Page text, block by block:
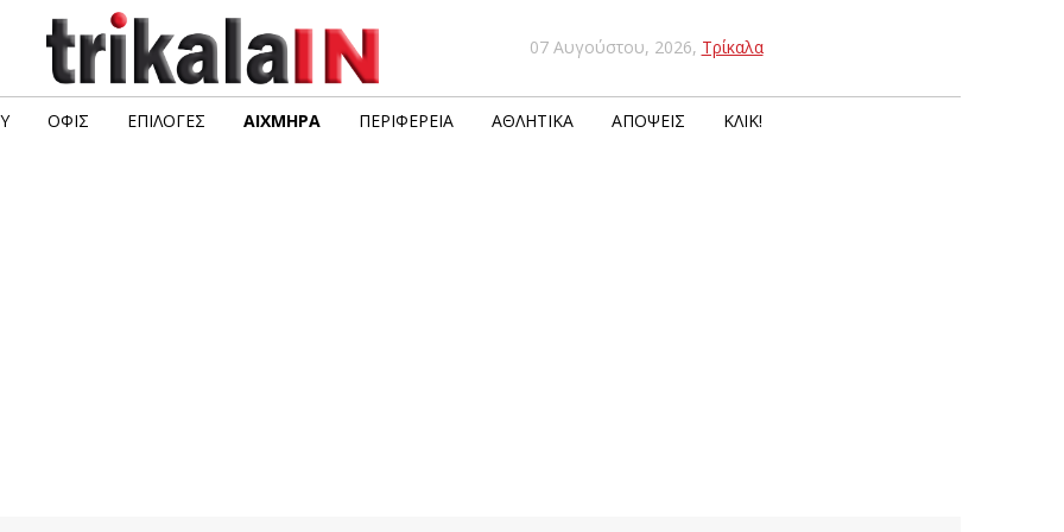
07 Αυγούστου, 2026, Τρίκαλα
ΟΦΙΣ ΕΠΙΛΟΓΈΣ ΑΙΧΜΗΡΆ ΠΕΡΙΦΈΡΕΙΑ ΑΘΛΗΤΙΚΆ ΑΠΌΨΕΙΣ ΚΛΙΚ!